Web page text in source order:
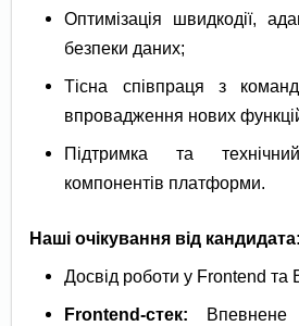
Оптимізація швидкодії,
безпеки даних;
Тісна співпраця з
впровадження нових
Підтримка та
компонентів платформи.
Наші очікування від кандидата:
Досвід роботи у Frontend та
Frontend-стек: Впевнене